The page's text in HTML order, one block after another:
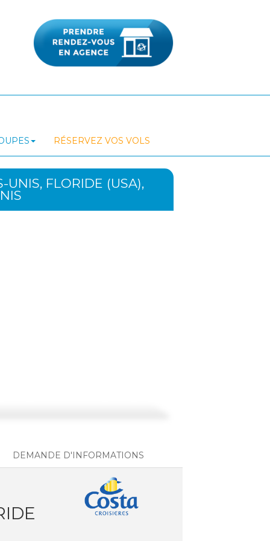
RÉSERVEZ VOS VOLS
UNIS, FLORIDE (USA),
DEMANDE D'INFORMATIONS